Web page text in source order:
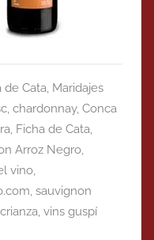
de Cata, Maridajes
, chardonnay, Conca
, Ficha de Cata,
Arroz Negro,
vino,
, sauvignon
, vins guspí